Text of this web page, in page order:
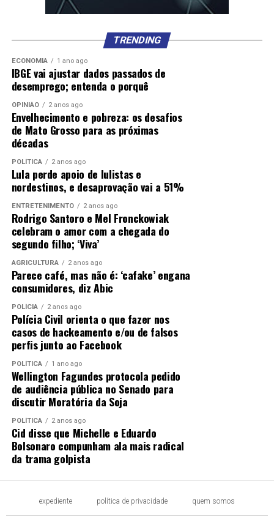
TRENDING
ECONOMIA 1 ano ago
IBGE vai ajustar dados passados de
desemprego; entenda o porquê
OPINIÃO 2 anos ago
Envelhecimento e pobreza: os desafios
de Mato Grosso para as próximas
décadas
POLÍTICA 2 anos ago
Lula perde apoio de lulistas e
nordestinos, e desaprovação vai a 51%
ENTRETENIMENTO 2 anos ago
Rodrigo Santoro e Mel Fronckowiak
celebram o amor com a chegada do
segundo filho; ‘Viva’
AGRICULTURA 2 anos ago
Parece café, mas não é: ‘cafake’ engana
consumidores, diz Abic
POLÍCIA 2 anos ago
Polícia Civil orienta o que fazer nos
casos de hackeamento e/ou de falsos
perfis junto ao Facebook
POLÍTICA 1 ano ago
Wellington Fagundes protocola pedido
de audiência pública no Senado para
discutir Moratória da Soja
POLÍTICA 2 anos ago
Cid disse que Michelle e Eduardo
Bolsonaro compunham ala mais radical
da trama golpista
expediente política de privacidade quem somos